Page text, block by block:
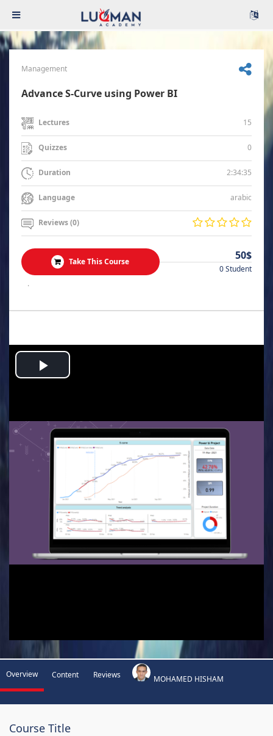
Management
Advance S-Curve using Power BI
Lectures 15
Quizzes 0
Duration 2:34:35
Language arabic
Reviews (0)
Take This Course 50$
0 Student
.
Play
Overview Content Reviews MOHAMED HISHAM
Course Title